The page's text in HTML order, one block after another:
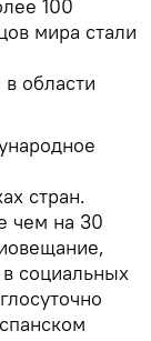
100
мира стали
области
стран.
чем на 30
социальных